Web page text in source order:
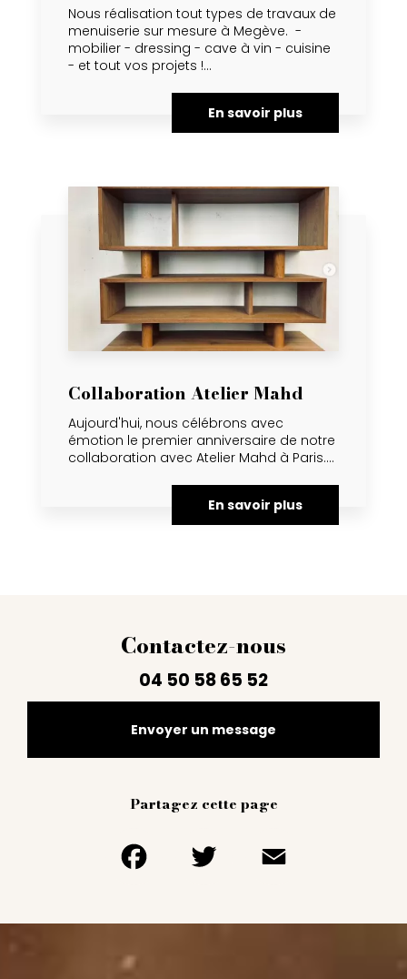
Nous réalisation tout types de travaux de
menuiserie sur mesure à Megève. -
mobilier - dressing - cave à vin - cuisine
- et tout vos projets !...
En savoir plus
Collaboration Atelier Mahd
Aujourd'hui, nous célébrons avec
émotion le premier anniversaire de notre
collaboration avec Atelier Mahd à Paris....
En savoir plus
Contactez-nous
04 50 58 65 52
Envoyer un message
Partagez cette page